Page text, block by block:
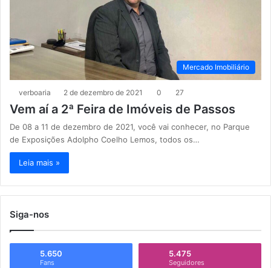
Mercado Imobiliário
verboaria 2 de dezembro de 2021 0 27
Vem aí a 2ª Feira de Imóveis de Passos
De 08 a 11 de dezembro de 2021, você vai conhecer, no Parque
de Exposições Adolpho Coelho Lemos, todos os…
Leia mais »
Siga-nos
5.650
Fans
5.475
Seguidores